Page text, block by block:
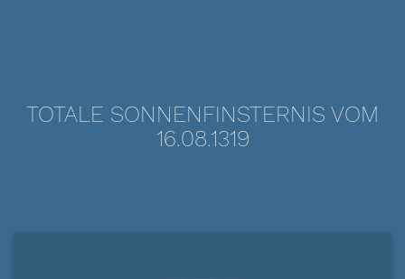
TOTALE SONNENFINSTERNIS VOM
16.08.1319